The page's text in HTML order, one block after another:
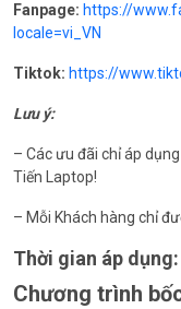
Fanpage: https://
locale=vi_VN
Tiktok: https://
Lưu ý:
– Các ưu đãi chỉ áp
Tiến Laptop!
– Mỗi Khách hàng chỉ
Thời gian áp
Chương trình